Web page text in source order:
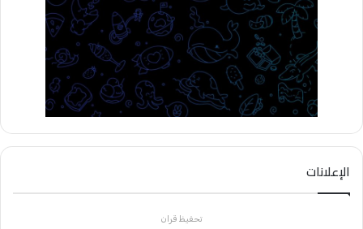
الإعلانات
تحفيظ قران